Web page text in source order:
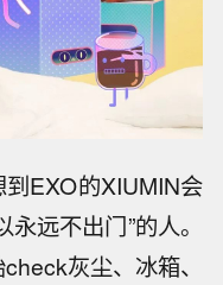
EXO的XIUMIN会
远不出门”的人。
灰尘、冰箱、